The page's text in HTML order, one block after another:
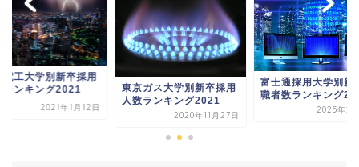
電工大学別新卒採用
ランキング2021
2021年1月12日
東京ガス大学別新卒採用
人数ランキング2021
2020年11月27日
富士通採用大学別新
職者数ランキング
2025年2